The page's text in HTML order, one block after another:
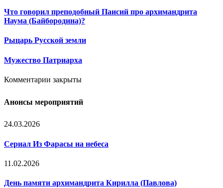
Что говорил преподобный Паисий про архимандрита
Наума (Байбородина)?
Рыцарь Русской земли
Мужество Патриарха
Комментарии закрыты
Анонсы мероприятий
24.03.2026
Сериал Из Фарасы на небеса
11.02.2026
День памяти архимандрита Кирилла (Павлова)